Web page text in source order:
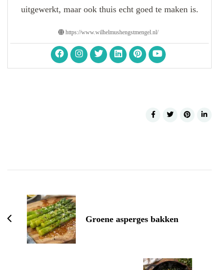
uitgewerkt, maar ook thuis echt goed te maken is.
https://www.wilhelmushengstmengel.nl/
Navigation
Groene asperges bakken